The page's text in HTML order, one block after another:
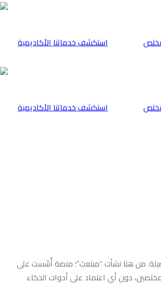
⁠استكشف خدماتنا الأكاديمية
⁠استكشف خدماتنا الأكاديمية
من هنا نشأت “مبتعث”؛ منصة أُسّست على
دون أي اعتماد على أدوات الذكاء